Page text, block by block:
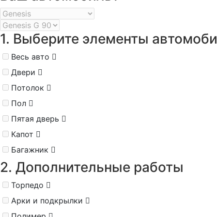
1. Выберите элементы
Весь авто
Двери
Потолок
Пол
Пятая дверь
Капот
Багажник
2. Дополнительные работы
Торпедо
Арки и подкрылки